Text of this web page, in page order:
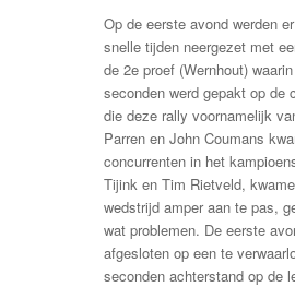
Op de eerste avond werden
snelle tijden neergezet met
de 2e proef (Wernhout)
seconden werd gepakt op de
die deze rally voornamelijk
Parren en John Coumans
concurrenten in het
Tijink en Tim Rietveld,
wedstrijd amper aan te pas,
wat problemen. De eerste
afgesloten op een te
seconden achterstand op de